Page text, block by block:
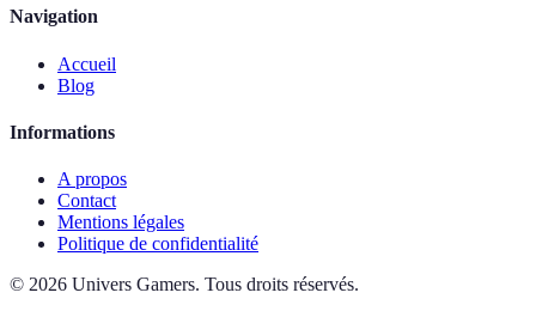
Navigation
Accueil
Blog
Informations
A propos
Contact
Mentions légales
Politique de confidentialité
© 2026 Univers Gamers. Tous droits réservés.